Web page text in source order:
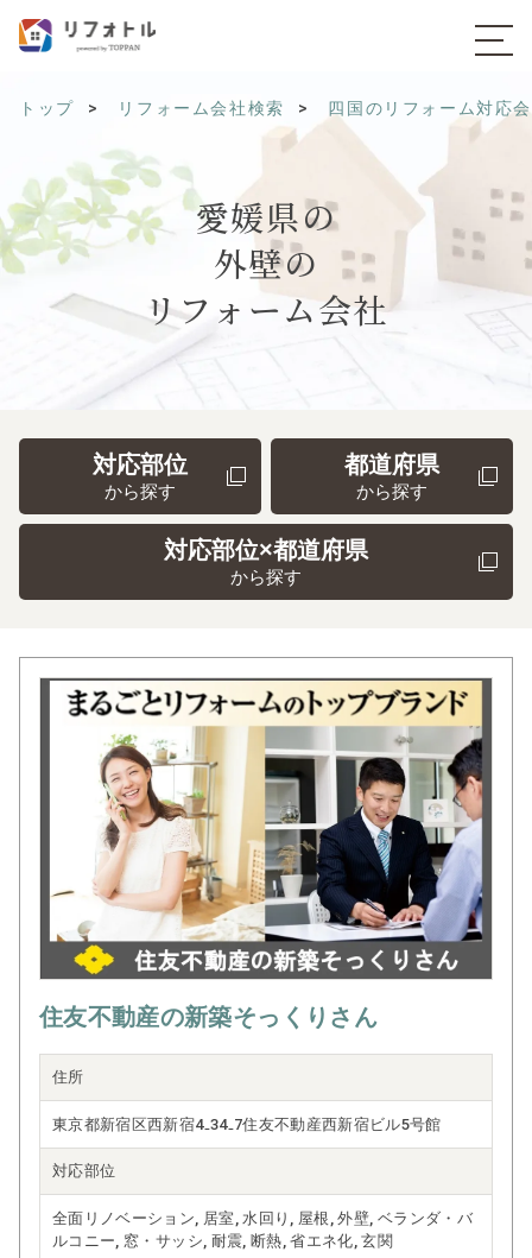
トップ リフォーム会社検索 四国のリフォーム対応
愛媛県の
外壁の
リフォーム会社
対応部位
から探す
都道府県
から探す
対応部位×都道府県
から探す
住友不動産の新築そっくりさん
住所
東京都新宿区西新宿4₋34₋7住友不動産西新宿ビル5号館
対応部位
全面リノベーション, 居室, 水回り, 屋根, 外壁, ベランダ・バ
ルコニー, 窓・サッシ, 耐震, 断熱, 省エネ化, 玄関